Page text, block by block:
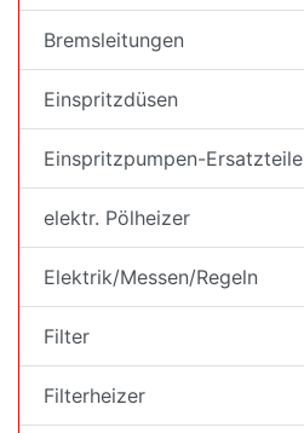
Bremsleitungen
Einspritzdüsen
Einspritzpumpen-Ersatzteile
elektr. Pölheizer
Elektrik/Messen/Regeln
Filter
Filterheizer